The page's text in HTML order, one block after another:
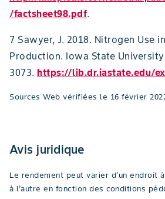
/factsheet98.pdf.
7 Sawyer, J. 2018. Nitrogen Use
Production. Iowa State University
3073. https://lib.dr.iastate.edu/
Sources Web vérifiées le 16 février
Avis juridique
Le rendement peut varier d’un endroit
à l’autre en fonction des conditions